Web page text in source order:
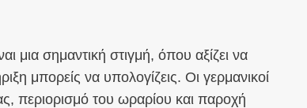
μια σημαντική στιγμή, όπου αξίζει να
μπορείς να υπολογίζεις. Οι γερμανικοί
περιορισμό του ωραρίου και παροχή